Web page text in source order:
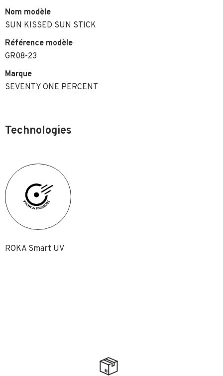
Nom modèle
SUN KISSED SUN STICK
Référence modèle
GR08-23
Marque
SEVENTY ONE PERCENT
Technologies
ROKA Smart UV